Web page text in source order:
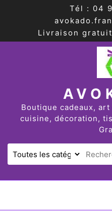
Tél : 04
Livraison
Boutique cadeaux,
cuisine, décoration,